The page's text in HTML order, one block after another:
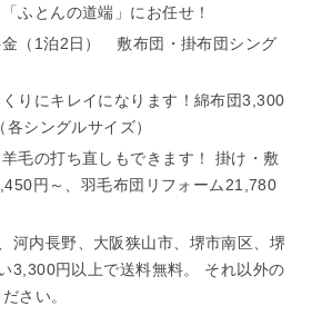
ふとんの道端」にお任せ！
（1泊2日） 敷布団・掛布団シング
りにキレイになります！綿布団3,300
シングルサイズ）
羊毛の打ち直しもできます！ 掛け・敷
円～、羽毛布団リフォーム21,780
河内長野、大阪狭山市、堺市南区、堺
3,300円以上で送料無料。 それ以外の
ださい。